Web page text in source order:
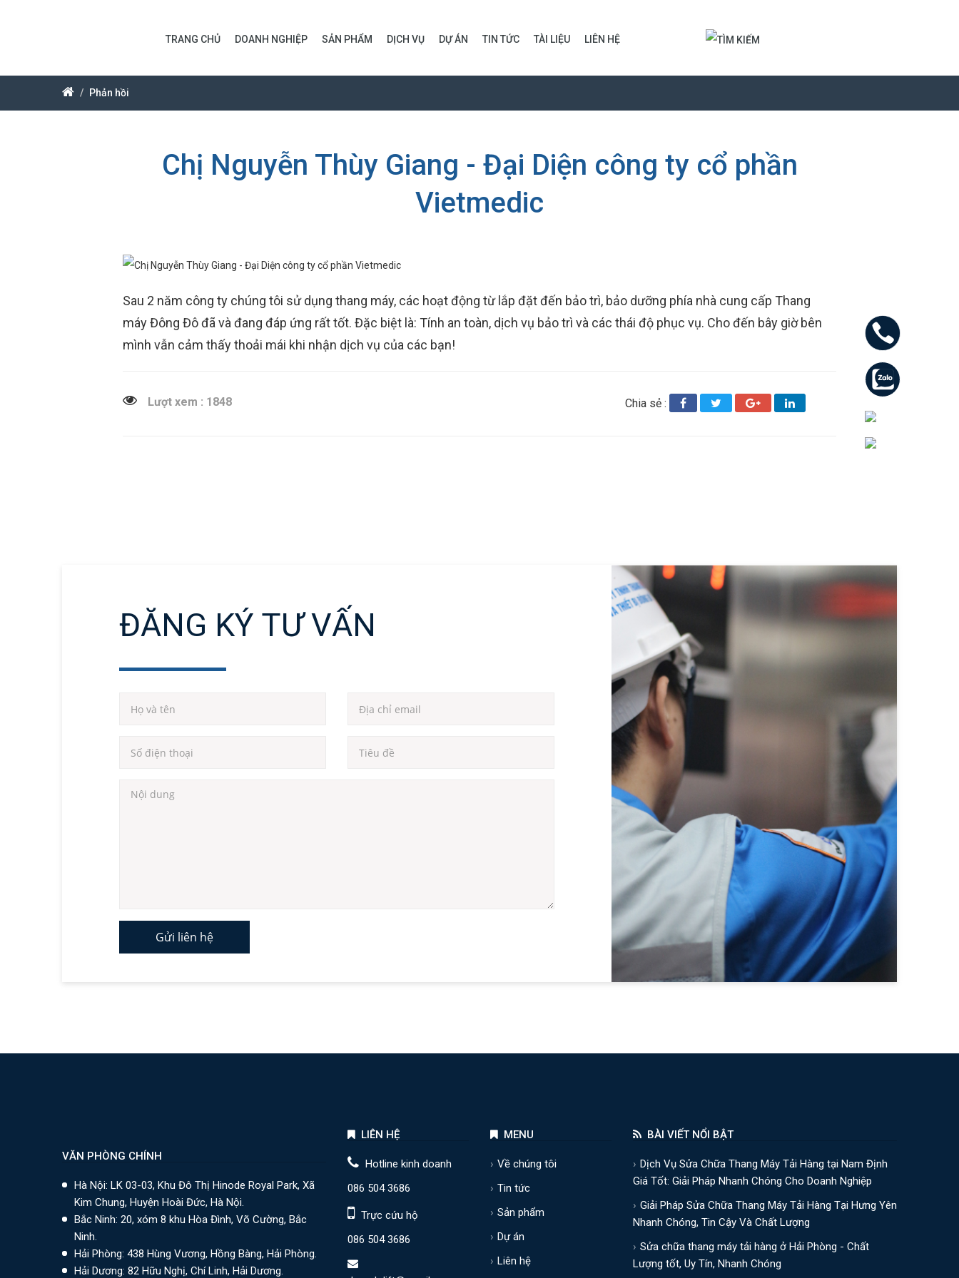
TRANG CHỦ DOANH NGHIỆP SẢN PHẨM DỊCH VỤ DỰ ÁN TIN TỨC TÀI LIỆU LIÊN HỆ
Phản hồi
Chị Nguyễn Thùy Giang - Đại Diện công ty cổ phần
Vietmedic
Sau 2 năm công ty chúng tôi sử dụng thang máy, các hoạt động từ lắp đặt đến bảo trì, bảo dưỡng phía nhà cung cấp Thang
máy Đông Đô đã và đang đáp ứng rất tốt. Đặc biệt là: Tính an toàn, dịch vụ bảo trì và các thái độ phục vụ. Cho đến bây giờ bên
mình vẫn cảm thấy thoải mái khi nhận dịch vụ của các bạn!
Lượt xem : 1848 Chia sẻ :
ĐĂNG KÝ TƯ VẤN
Gửi liên hệ
VĂN PHÒNG CHÍNH
Hà Nội: LK 03-03, Khu Đô Thị Hinode Royal Park, Xã
Kim Chung, Huyện Hoài Đức, Hà Nội.
Bắc Ninh: 20, xóm 8 khu Hòa Đình, Võ Cường, Bắc
Ninh.
Hải Phòng: 438 Hùng Vương, Hồng Bàng, Hải Phòng.
Hải Dương: 82 Hữu Nghị, Chí Linh, Hải Dương.
LIÊN HỆ
Hotline kinh doanh
086 504 3686
Trực cứu hộ
086 504 3686
MENU
Về chúng tôi
Tin tức
Sản phẩm
Dự án
Liên hệ
BÀI VIẾT NỔI BẬT
Dịch Vụ Sửa Chữa Thang Máy Tải Hàng tại Nam Định
Giá Tốt: Giải Pháp Nhanh Chóng Cho Doanh Nghiệp
Giải Pháp Sửa Chữa Thang Máy Tải Hàng Tại Hưng Yên
Nhanh Chóng, Tin Cậy Và Chất Lượng
Sửa chữa thang máy tải hàng ở Hải Phòng - Chất
Lượng tốt, Uy Tín, Nhanh Chóng